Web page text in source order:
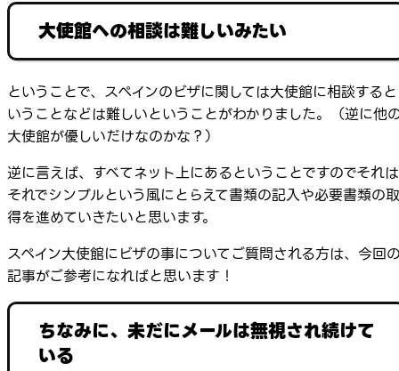
大使館への相談は難しいみたい
ということで、スペインのビザに関しては大使館に相談すると
いうことなどは難しいということがわかりました。（逆に他
大使館が優しいだけなのかな？）
逆に言えば、すべてネット上にあるということですのでそれは
それでシンプルという風にとらえて書類の記入や必要書類の取
得を進めていきたいと思います。
スペイン大使館にビザの事についてご質問される方は、今回
記事がご参考になればと思います！
ちなみに、未だにメールは無視され続けて
いる